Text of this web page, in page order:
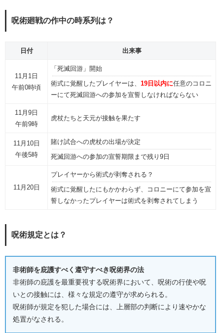
呪術廻戦の作中の時系列は？
日付 出来事
11月1日
午前0時頃
「死滅回游」開始
術式に覚醒したプレイヤーは、 19日以内に任意のコロニ
ーにて死滅回游への参加を宣誓しなければならない
11月9日
午前9時
虎杖たちと天元が接触を果たす
11月10日
午後5時
賭け試合への虎杖の出場が決定
死滅回游への参加の宣誓期限まで残り9日
11月20日
プレイヤーから術式が剥奪される？
術式に覚醒したにもかかわらず、コロニーにて参加を宣
誓しなかったプレイヤーは術式を剥奪されてしまう
呪術規定とは？
非術師を庇護すべく遵守すべき呪術界の法
非術師の庇護を最重要視する呪術界において、呪術の行使や呪
いとの接触には、様々な規定の遵守が求められる。
呪術師が規定を犯した場合には、上層部の判断により速やかな
処置がなされる。